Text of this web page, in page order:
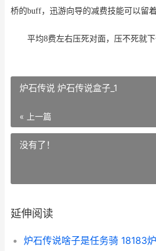
桥的buff，迅游向导的减费技能可以留着
平均8费左右压死对面，压不死就下
炉石传说 炉石传说盒子_1
« 上一篇
没有了！
延伸阅读
炉石传说啥子是任务骑 18183